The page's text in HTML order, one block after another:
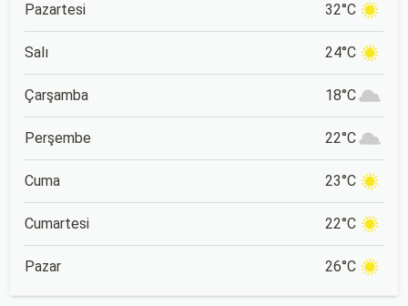
Pazartesi 32°C
Salı 24°C
Çarşamba 18°C
Perşembe 22°C
Cuma 23°C
Cumartesi 22°C
Pazar 26°C